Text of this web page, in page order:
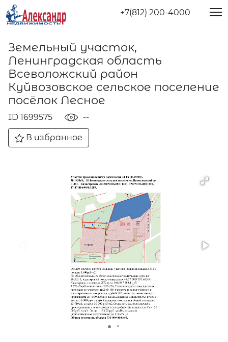
+7(812) 200-4000
Земельный участок,
Ленинградская область
Всеволожский район
Куйвозовское сельское поселение
посёлок Лесное
ID 1699575 --
В избранное